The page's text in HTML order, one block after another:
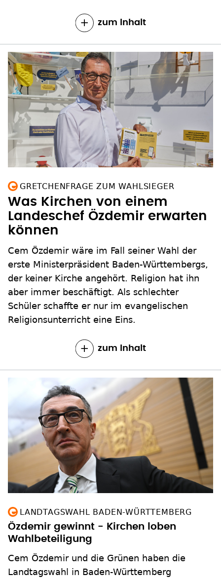
zum Inhalt
GRETCHENFRAGE ZUM WAHLSIEGER
Was Kirchen von einem
Landeschef Özdemir erwarten
können
Cem Özdemir wäre im Fall seiner Wahl der
erste Ministerpräsident Baden-Württembergs,
der keiner Kirche angehört. Religion hat ihn
aber immer beschäftigt. Als schlechter
Schüler schaffte er nur im evangelischen
Religionsunterricht eine Eins.
zum Inhalt
LANDTAGSWAHL BADEN-WÜRTTEMBERG
Özdemir gewinnt - Kirchen loben
Wahlbeteiligung
Cem Özdemir und die Grünen haben die
Landtagswahl in Baden-Württemberg